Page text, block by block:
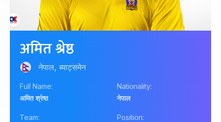
अमित श्रेष्ठ
नेपाल, ब्याट्समेन
Full Name:
अमित श्रेष्ठ
Nationality:
नेपाल
Team:
Position: